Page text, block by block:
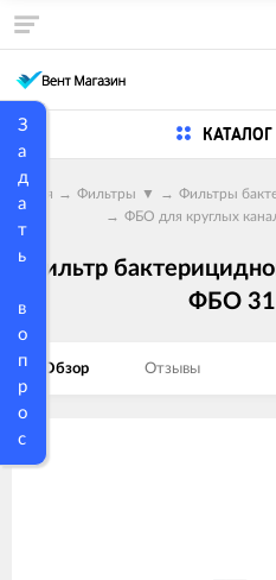
З
а
д
а
т
ь
в
о
п
р
о
с
Главная → Фильтры ▼ → Фильтры
→ ФБО для круглых
Фильтр
ФБО
Обзор Отзывы
Изображения